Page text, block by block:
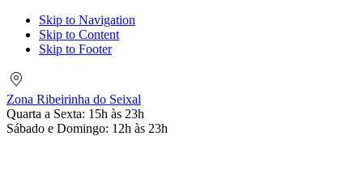
Skip to Navigation
Skip to Content
Skip to Footer
do
Seixal
Zona Ribeirinha do Seixal
Quarta a Sexta: 15h às 23h
Sábado e Domingo: 12h às 23h